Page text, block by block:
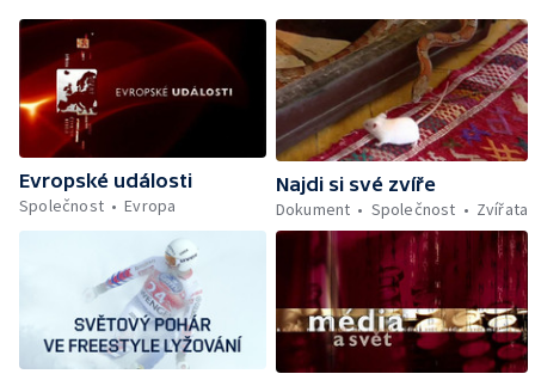
Evropské události
Společnost
Evropa
Najdi si své zvíře
Dokument
Společnost Zvířata